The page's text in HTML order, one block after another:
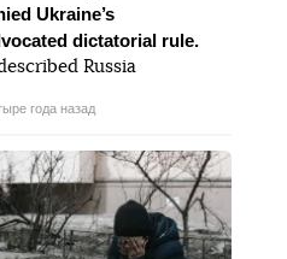
Ukraine’s
dictatorial rule.
Russia
года назад